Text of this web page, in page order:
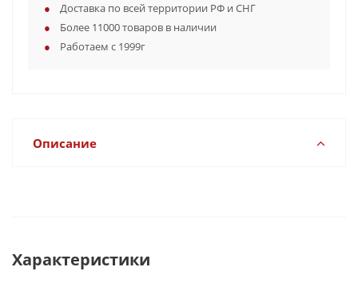
Доставка по всей территории РФ и СНГ
Более 11000 товаров в наличии
Работаем с 1999г
Описание
Характеристики